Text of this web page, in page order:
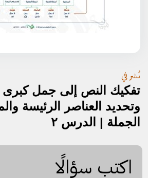
تصفّح
المقالات
نُشر في
تفكيك النص إلى جمل
وتحديد العناصر الرئيسة
الجملة | الدرس ٢
اكتب سؤالًا